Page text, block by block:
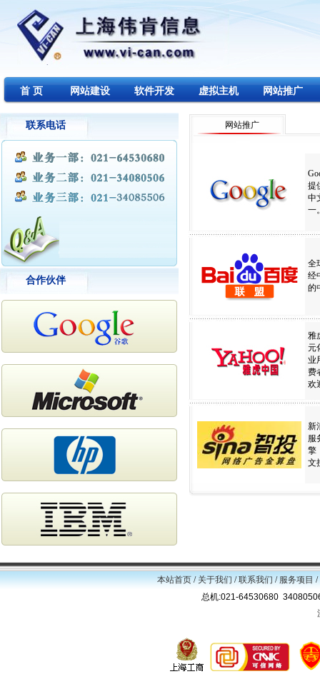
首 页 网站建设 软件开发 虚拟主机 网站推广
联系电话
合作伙伴
网站推广
提
中
全
经
雅
元
业
费
欢
新
服
擎
文
本站首页/关于我们/联系我们/服务项目/
总机:021-64530680